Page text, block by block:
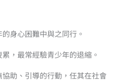
身心困難中與之同行。
，最常經驗青少年的退縮。
助、引導的行動，任其在社會